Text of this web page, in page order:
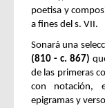
poetisa y
a fines del s. VII.
Sonará una
(810 - c. 867)
de las primeras
con notación,
epigramas y